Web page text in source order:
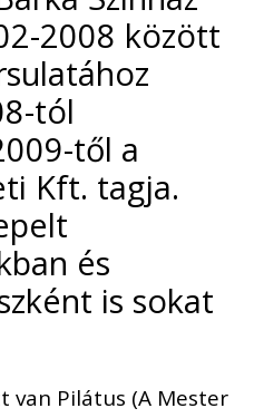
2008 között
tól
től a
Kft. tagja.
és
is sokat
van Pilátus (A Mester